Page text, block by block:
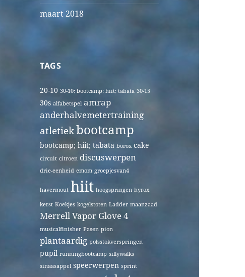
maart 2018
TAGS
20-10 30-10; bootcamp; hiit; tabata 30-15
30s alfabetspel amrap
anderhalvemetertraining
atletiekbootcamp
bootcamp; hiit; tabata borox cake
circuit citroen discuswerpen
drie-eenheid emom groepjesvan4
havermout hiit hoogspringen hyrox
kerst Koekjes kogelstoten Ladder maanzaad
Merrell Vapor Glove 4
musicalfinisher Pasen pion
plantaardig polsstokverspringen
pupil runningbootcamp sillywalks
sinaasappel speerwerpen sprint